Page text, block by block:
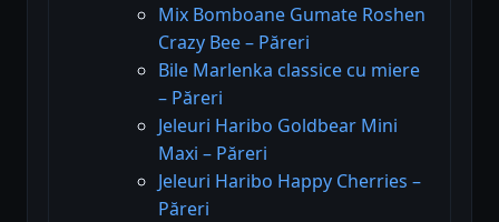
Mix Bomboane Gumate Roshen
Crazy Bee – Păreri
Bile Marlenka classice cu miere
– Păreri
Jeleuri Haribo Goldbear Mini
Maxi – Păreri
Jeleuri Haribo Happy Cherries –
Păreri